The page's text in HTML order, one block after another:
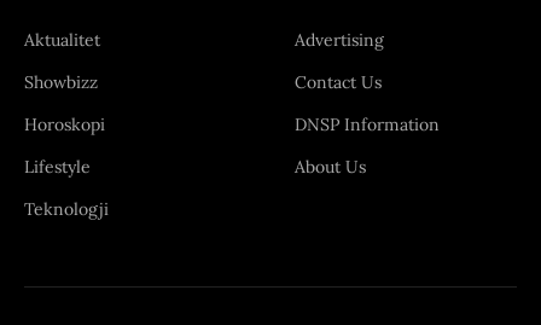
Aktualitet
Showbizz
Horoskopi
Lifestyle
Teknologji
Advertising
Contact Us
DNSP Information
About Us